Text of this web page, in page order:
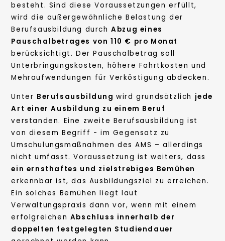
besteht. Sind diese Voraussetzungen erfüllt,
wird die außergewöhnliche Belastung der
Berufsausbildung durchAbzug eines
Pauschalbetrages von 110 € pro Monat
berücksichtigt. Der Pauschalbetrag soll
Unterbringungskosten, höhere Fahrtkosten und
Mehraufwendungen für Verköstigung abdecken.
Unter Berufsausbildungwird grundsätzlich jede
Art einer Ausbildung zu einem Beruf
verstanden. Eine zweite Berufsausbildung ist
von diesem Begriff - im Gegensatz zu
Umschulungsmaßnahmen des AMS – allerdings
nicht umfasst. Voraussetzung ist weiters, dass
ein ernsthaftes und zielstrebiges Bemühen
erkennbar ist, das Ausbildungsziel zu erreichen.
Ein solches Bemühen liegt laut
Verwaltungspraxis dann vor, wenn mit einem
erfolgreichen Abschluss innerhalb der
doppelten festgelegten Studiendauer